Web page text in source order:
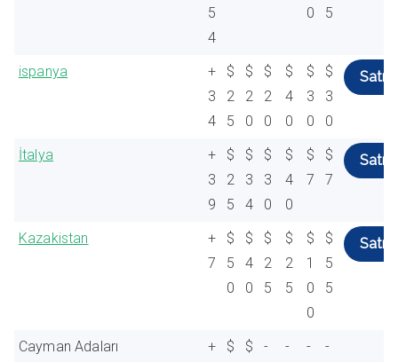
5
4
0
5
ispanya
+
3
4
$
2
5
$
2
0
$
2
0
$
4
0
$
3
0
$
3
0
Satın
İtalya
+
3
9
$
2
5
$
3
4
$
3
0
$
4
0
$
7
$
7
Satın
Kazakistan
+
7
$
5
0
$
4
0
$
2
5
$
2
5
$
1
0
0
$
5
5
Satın
Cayman Adaları
+
$
$
- - - -